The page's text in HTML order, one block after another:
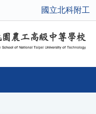
國立北科附工